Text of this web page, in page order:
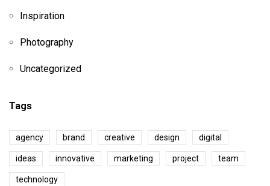
Inspiration
Photography
Uncategorized
Tags
agency brand creative design digital
ideas innovative marketing project team
technology